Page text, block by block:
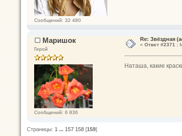
Сообщений: 32 480
Маришок
Герой
Сообщений: 6 836
Re: Звёздная
« Ответ #2371 :
Наташа, какие
Страницы: 1 ... 157 158 [159]